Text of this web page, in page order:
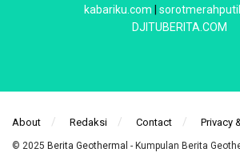
kabariku.com
DJITUBERITA.COM
About Redaksi Contact Privacy
© 2025 Berita Geothermal - Kumpulan Berita